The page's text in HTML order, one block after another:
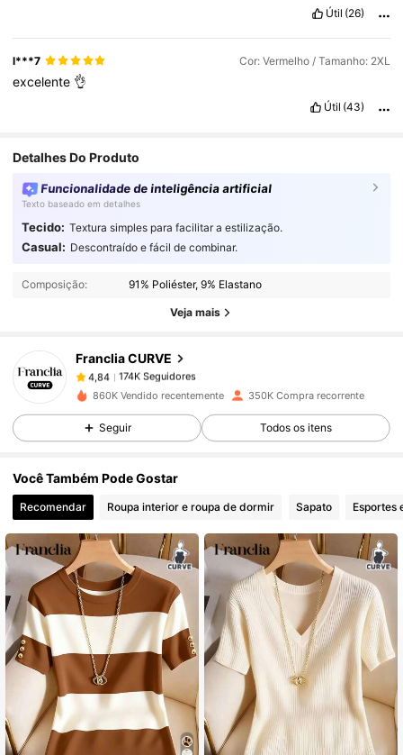
Útil (26)
l***7 Cor: Vermelho / Tamanho: 2XL
excelente 👌
Útil (43)
Detalhes Do Produto
Funcionalidade de inteligência artificial
Texto baseado em detalhes
Tecido: Textura simples para facilitar a estilização.
Casual: Descontraído e fácil de combinar.
Composição: 91% Poliéster, 9% Elastano
Veja mais
Franclia CURVE
174K Seguidores
4,84
174K Seguidores
9***upago1 dia atrás
4,84 174K Seguidores
4,84 174K Seguidores
4,84 174K Seguidores
4,84 174K Seguidores
4,84 174K Seguidores
4,84 174K Seguidores
860K Vendido recentemente 350K Compra recorrente
Seguir Todos os itens
Você Também Pode Gostar
Recomendar Roupa interior e roupa de dormir Sapato Esportes